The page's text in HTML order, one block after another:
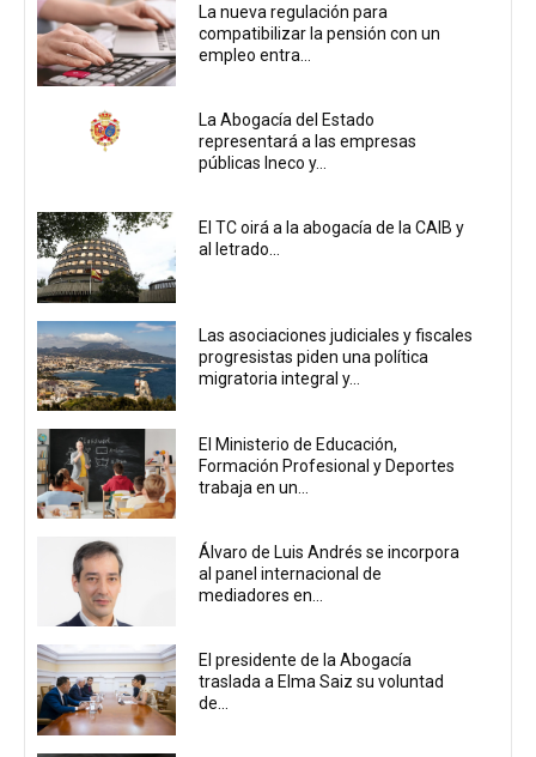
La nueva regulación para
compatibilizar la pensión con un
empleo entra...
La Abogacía del Estado
representará a las empresas
públicas Ineco y...
El TC oirá a la abogacía de la CAIB y
al letrado...
Las asociaciones judiciales y fiscales
progresistas piden una política
migratoria integral y...
El Ministerio de Educación,
Formación Profesional y Deportes
trabaja en un...
Álvaro de Luis Andrés se incorpora
al panel internacional de
mediadores en...
El presidente de la Abogacía
traslada a Elma Saiz su voluntad
de...